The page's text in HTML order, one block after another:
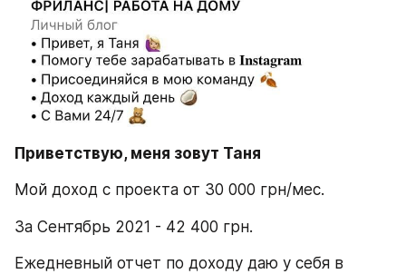
Приветствую, меня зовут Таня
Мой доход с проекта от 30 000 грн/мес.
За Сентябрь 2021 - 42 400 грн.
Ежедневный отчет по доходу даю у себя в